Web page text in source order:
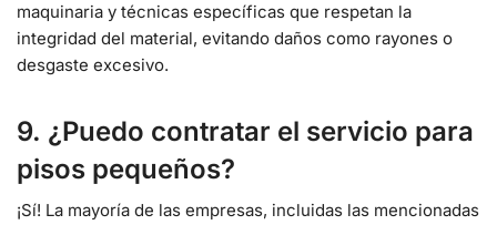
maquinaria y técnicas específicas que respetan la
integridad del material, evitando daños como rayones o
desgaste excesivo.
9. ¿Puedo contratar el servicio para
pisos pequeños?
¡Sí! La mayoría de las empresas, incluidas las mencionadas